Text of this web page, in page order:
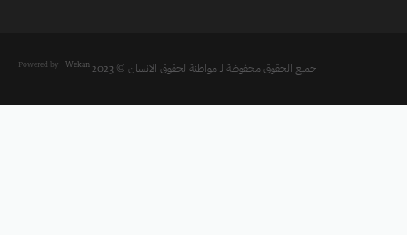
جميع الحقوق محفوظة لـ مواطنة لحقوق الانسان © 2023 Powered by Wekan